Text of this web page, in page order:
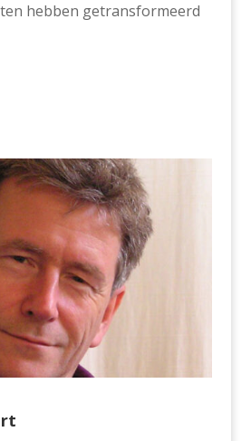
hebben getransformeerd